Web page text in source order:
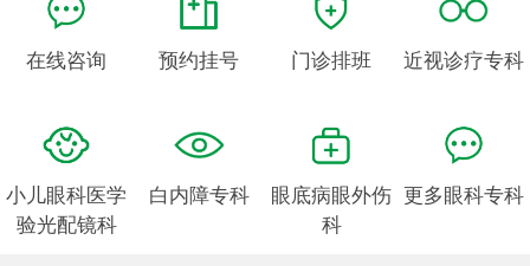
在线咨询 预约挂号 门诊排班 近视诊疗专科
小儿眼科医学
验光配镜科
白内障专科
眼底病眼外伤
科
更多眼科专科